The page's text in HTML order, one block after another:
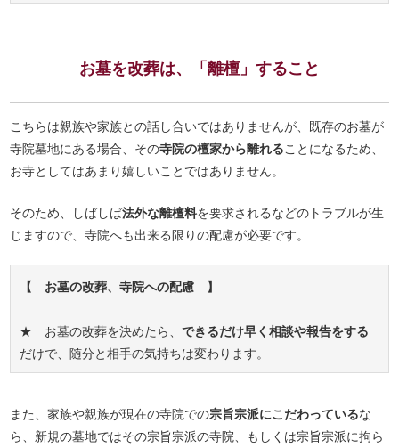
お墓を改葬は、「離檀」すること
こちらは親族や家族との話し合いではありませんが、既存のお墓が
寺院墓地にある場合、その寺院の檀家から離れることになるため、
お寺としてはあまり嬉しいことではありません。
そのため、しばしば法外な離檀料を要求されるなどのトラブルが生
じますので、寺院へも出来る限りの配慮が必要です。
【 お墓の改葬、寺院への配慮 】
★ お墓の改葬を決めたら、できるだけ早く相談や報告をする
だけで、随分と相手の気持ちは変わります。
また、家族や親族が現在の寺院での宗旨宗派にこだわっているな
ら、新規の墓地ではその宗旨宗派の寺院、もしくは宗旨宗派に拘ら